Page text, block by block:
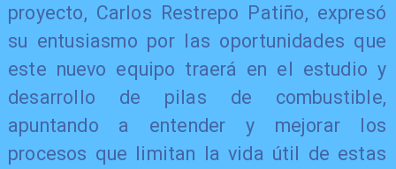
proyecto, Carlos Restrepo Patiño, expresó
su entusiasmo por las oportunidades que
este nuevo equipo traerá en el estudio y
desarrollo de pilas de combustible,
apuntando a entender y mejorar los
procesos que limitan la vida útil de estas